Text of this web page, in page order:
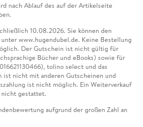
nach Ablauf des auf der Artikelseite
10.08.2026. Sie können den
www.hugendubel.de. Keine Bestellung
Der Gutschein ist nicht gültig für
Bücher und eBooks) sowie für
tolino select und das
ist nicht mit anderen Gutscheinen und
ist nicht möglich. Ein Weiterverkauf
nicht gestattet.
aufgrund der großen Zahl an